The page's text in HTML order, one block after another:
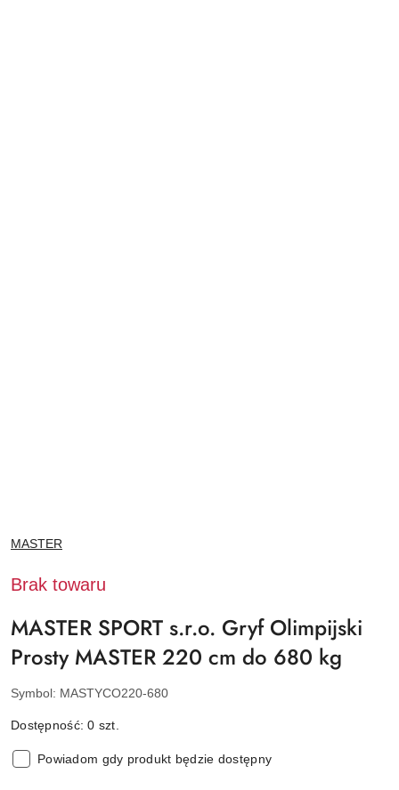
NAZWA
PRODUCENTA:
MASTER
Brak towaru
MASTER SPORT s.r.o. Gryf Olimpijski
Prosty MASTER 220 cm do 680 kg
Symbol: MASTYCO220-680
Dostępność:0 szt.
Powiadom gdy produkt będzie dostępny